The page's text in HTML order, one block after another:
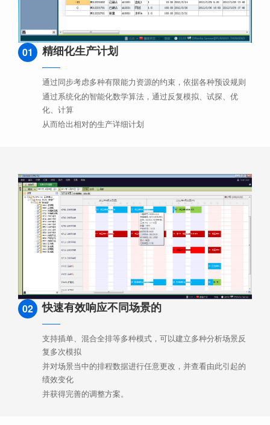
01 精细化生产计划
通过同步考虑多种有限能力资源的约束，依据各种预设规则
通过系统化的智能化数学算法，通过反复模拟、试探、优
化、计算
从而给出相对的生产详细计划
02 快速有效响应不同场景的
支持插单、混合全排等多种模式，可以建立多种分析场景反
复多次模拟
并对场景当中的排程数据进行任意更改，并查看由此引起的
绩效变化
并获得完善的调整方案。